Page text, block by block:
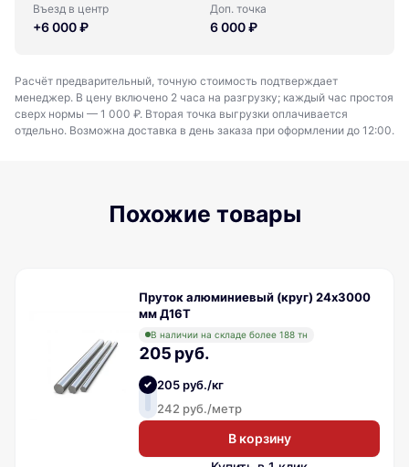
Въезд в центр
+6 000 ₽
Доп. точка
6 000 ₽
Расчёт предварительный, точную стоимость подтверждает
менеджер. В цену включено 2 часа на разгрузку; каждый час простоя
сверх нормы — 1 000 ₽. Вторая точка выгрузки оплачивается
отдельно. Возможна доставка в день заказа при оформлении до 12:00.
Похожие товары
Пруток алюминиевый (круг) 24х3000
мм Д16Т
В наличии на складе более 188 тн
205 руб.
205 руб./кг
242 руб./метр
В корзину